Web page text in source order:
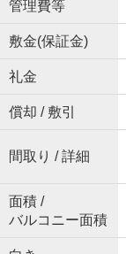
管理費等
敷金(保証金)
礼金
償却 / 敷引
間取り / 詳細
面積 /
バルコニー面積